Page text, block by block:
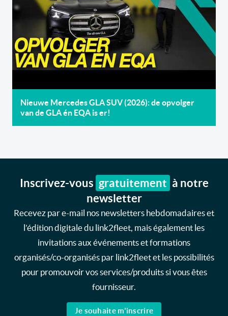
Nieuwe Mercedes GLA SUV (2026): de opvolger
van de GLA én EQA is er!
Inscrivez-vous gratuitement à notre
newsletter
Recevez par e-mail nos newsletters hebdomadaires et
l’édition digitale du link2fleet, mais également les
invitations aux événements et formations
organisés/co-organisés par link2fleet et les possibilités
pour promouvoir vos services/produits si vous êtes
fournisseur.
Je souhaite m'inscrire